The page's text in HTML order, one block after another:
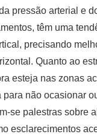
pressão arterial e
têm uma
precisando
Quanto ao
esteja nas zonas
para não ocasionar
se palestras sobre
esclarecimentos